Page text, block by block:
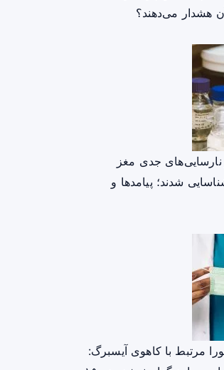
هشدار می‌دهند؟
جدی مغز
شدند؛ پیامدها و
مرتبط با کاهوی آیسبرگ: